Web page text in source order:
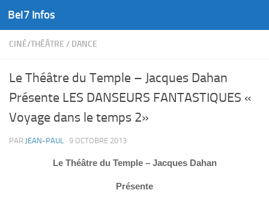
Skip to content
Bel7 Infos
CINÉ/THÉÂTRE / DANCE
Le Théâtre du Temple – Jacques Dahan
Présente LES DANSEURS FANTASTIQUES «
Voyage dans le temps 2»
PAR JEAN-PAUL · 9 OCTOBRE 2013
Le Théâtre du Temple – Jacques Dahan
Présente